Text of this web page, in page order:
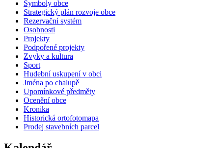
Symboly obce
Strategický plán rozvoje obce
Rezervační systém
Osobnosti
Projekty
Podpořené projekty
Zvyky a kultura
Sport
Hudební uskupení v obci
Jména po chalupě
Upomínkové předměty
Ocenění obce
Kronika
Historická ortofotomapa
Prodej stavebních parcel